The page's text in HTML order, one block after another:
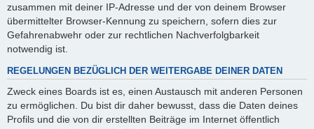
zusammen mit deiner IP-Adresse und der von deinem Browser
übermittelter Browser-Kennung zu speichern, sofern dies zur
Gefahrenabwehr oder zur rechtlichen Nachverfolgbarkeit
notwendig ist.
REGELUNGEN BEZÜGLICH DER WEITERGABE DEINER DATEN
Zweck eines Boards ist es, einen Austausch mit anderen Personen
zu ermöglichen. Du bist dir daher bewusst, dass die Daten deines
Profils und die von dir erstellten Beiträge im Internet öffentlich